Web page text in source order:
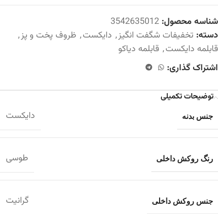
شناسه محصول: 3542635012
دسته: تخفیفات شگفت انگیز, دایکست, ظروف پخت و پز,
قابلمه دایکست, قابلمه دیاکو
اشتراک گذاری:
توضیحات تکمیلی
جنس بدنه دایکست
رنگ روکش داخلی طوسی
جنس روکش داخلی گرانیت